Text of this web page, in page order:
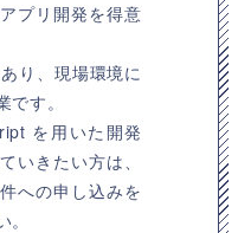
プリ開発を得意
り、現場環境に
す。
を用いた開発
いきたい方は、
への申し込みを